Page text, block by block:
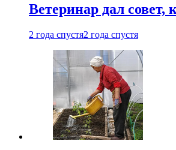
Ветеринар дал совет,
2 года спустя2 года спустя